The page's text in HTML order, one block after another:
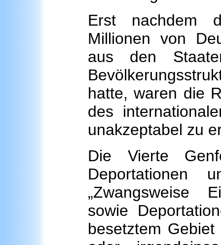
Erst nachdem
Millionen von
aus den
hatte, waren die
des
unakzeptabel zu
Die Vierte
Deportationen
„Zwangsweise
sowie
besetztem